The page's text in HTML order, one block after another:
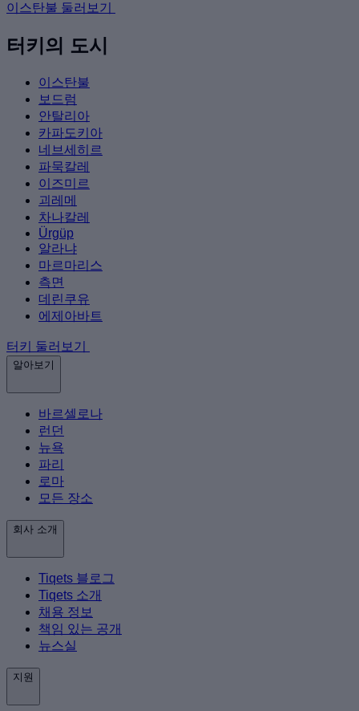
이스탄불 둘러보기
터키의 도시
이스탄불
보드럼
안탈리아
카파도키아
네브세히르
파묵칼레
이즈미르
괴레메
차나칼레
Ürgüp
알라냐
마르마리스
측면
데린쿠유
에제아바트
터키 둘러보기
알아보기
바르셀로나
런던
뉴욕
파리
로마
모든 장소
회사 소개
Tiqets 블로그
Tiqets 소개
채용 정보
책임 있는 공개
뉴스실
지원